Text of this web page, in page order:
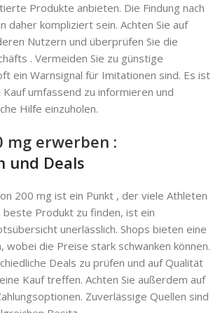
Produkte anbieten. Die Findung nach
daher kompliziert sein. Achten Sie auf
Nutzern und überprüfen Sie die
. Vermeiden Sie zu günstige
ein Warnsignal für Imitationen sind. Es ist
umfassend zu informieren und
Hilfe einzuholen.
mg erwerben :
und Deals
200 mg ist ein Punkt , der viele Athleten
Produkt zu finden, ist ein
unerlässlich. Shops bieten eine
wobei die Preise stark schwanken können.
Deals zu prüfen und auf Qualität
Kauf treffen. Achten Sie außerdem auf
Zuverlässige Quellen sind